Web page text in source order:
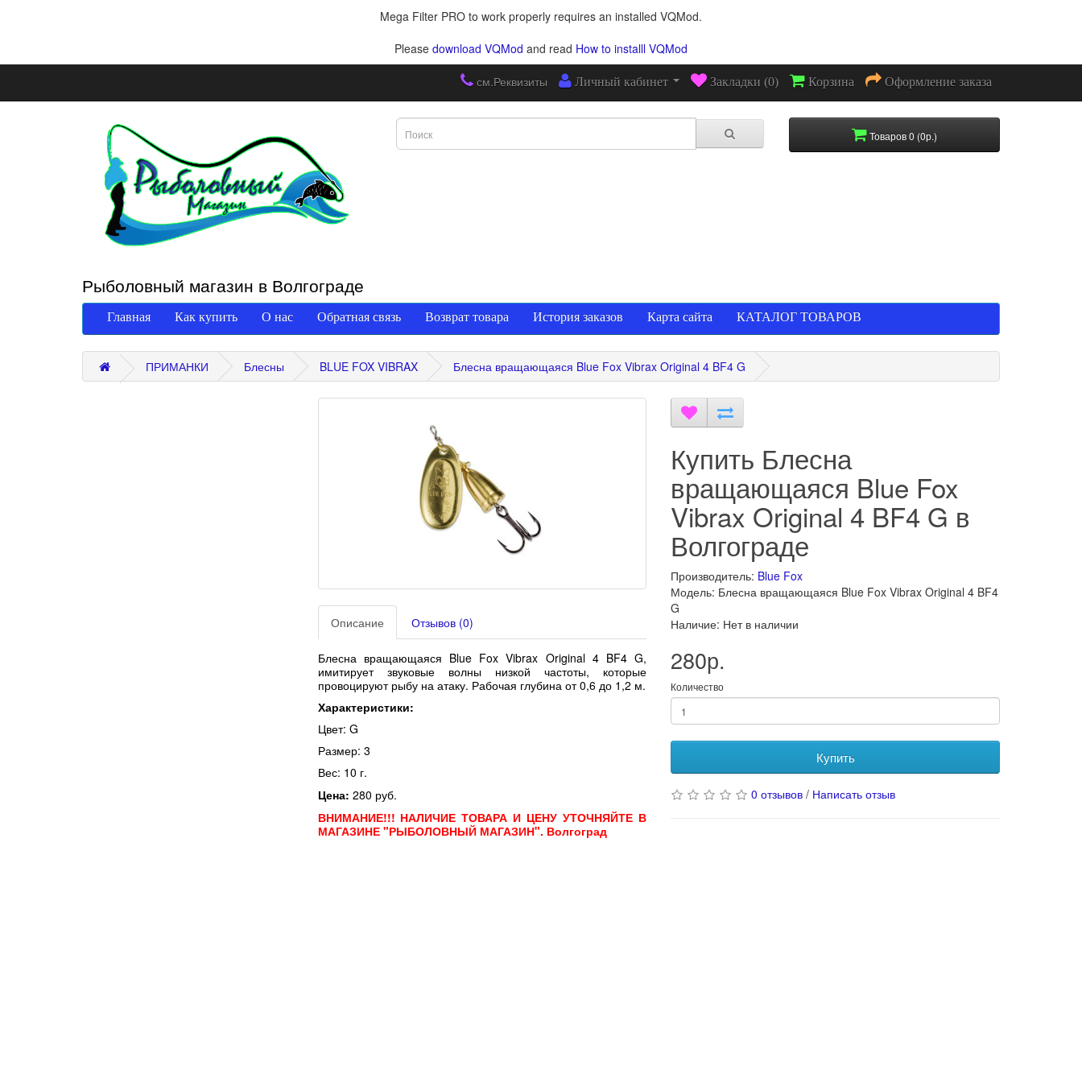
Mega Filter PRO to work properly requires an installed VQMod.
Please download VQMod and read How to installl VQMod
см.Реквизиты Личный кабинет Закладки (0) Корзина Оформление заказа
Товаров 0 (0р.)
Рыболовный магазин в Волгограде
Главная Как купить О нас Обратная связь Возврат товара История заказов Карта сайта КАТАЛОГ ТОВАРОВ
ПРИМАНКИ Блесны BLUE FOX VIBRAX Блесна вращающаяся Blue Fox Vibrax Original 4 BF4 G
Описание Отзывов (0)
Блесна вращающаяся Blue Fox Vibrax Original 4 BF4 G,
имитирует звуковые волны низкой частоты, которые
провоцируют рыбу на атаку. Рабочая глубина от 0,6 до 1,2 м.
Характеристики:
Цвет: G
Размер: 3
Вес: 10 г.
Цена: 280 руб.
ВНИМАНИЕ!!! НАЛИЧИЕ ТОВАРА И ЦЕНУ УТОЧНЯЙТЕ В
МАГАЗИНЕ "РЫБОЛОВНЫЙ МАГАЗИН". Волгоград
Купить Блесна
вращающаяся Blue Fox
Vibrax Original 4 BF4 G в
Волгограде
Производитель: Blue Fox
Модель: Блесна вращающаяся Blue Fox Vibrax Original 4 BF4
G
Наличие: Нет в наличии
280р.
Количество
Купить
0 отзывов / Написать отзыв